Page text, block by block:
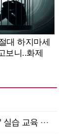
현업에서 바로 쓰는 "하네스 엔지니어링" 실습 교육 워크숍 8월 20일 개최